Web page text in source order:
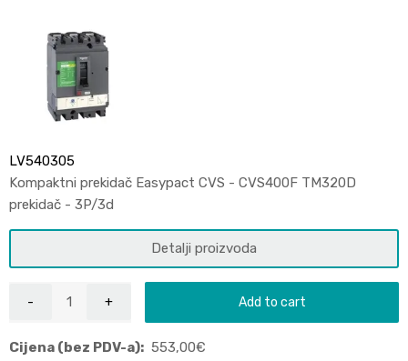
LV540305
Kompaktni prekidač Easypact CVS - CVS400F TM320D
prekidač - 3P/3d
Detalji proizvoda
Add to cart
Cijena (bez PDV-a): 553,00€